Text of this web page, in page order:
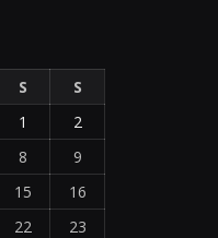
S
S
1
2
8
9
15
16
22
23